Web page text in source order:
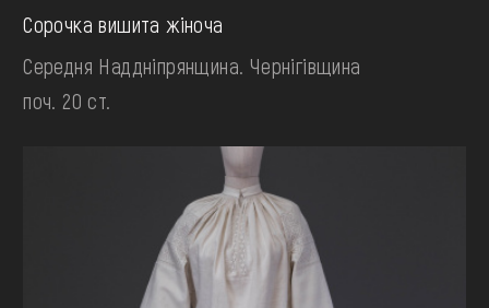
Сорочка вишита жіноча
Середня Наддніпрянщина. Чернігівщина
поч. 20 ст.